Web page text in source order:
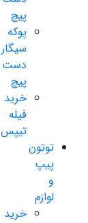
پیچ
پوکه
سیگار
دست
پیچ
خرید
فیله
تیپس
توتون
پیپ
و
لوازم
خرید